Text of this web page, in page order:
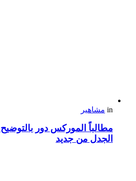
in مشاهير
مطالباً الموركس دور
الجدل من جديد